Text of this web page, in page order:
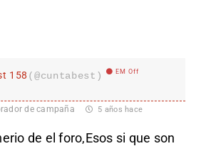
158 (@cuntabest) EM Off
de campaña 5 años hace
de el foro,Esos si que son